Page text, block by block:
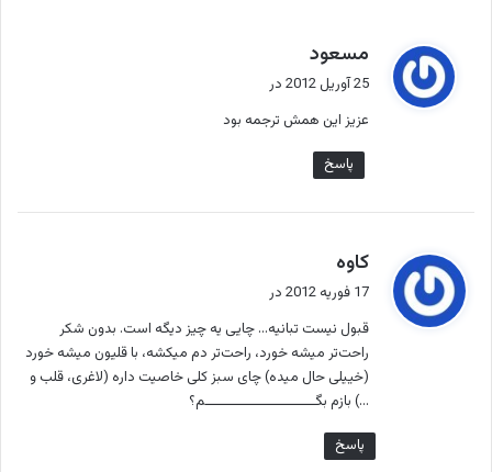
مسعود
ف
:
25 آوریل 2012 در
عزیز این همش ترجمه بود
پاسخ
کاوه
:
17 فوریه 2012 در
قبول نیست تبانیه… چایی یه چیز دیگه است. بدون شکر
راحت‌تر میشه خورد، راحت‌تر دم میکشه، با قلیون میشه خورد
(خییلی حال میده) چای سبز کلی خاصیت داره (لاغری، قلب و
…) بازم بگـــــــــــــــــــــــــم؟
پاسخ